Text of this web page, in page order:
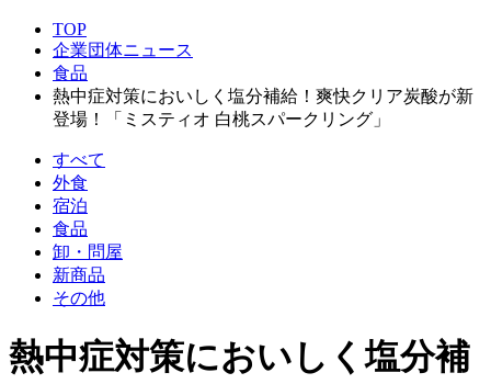
TOP
企業団体ニュース
食品
熱中症対策においしく塩分補給！爽快クリア炭酸が新
登場！「ミスティオ 白桃スパークリング」
すべて
外食
宿泊
食品
卸・問屋
新商品
その他
熱中症対策においしく塩分補